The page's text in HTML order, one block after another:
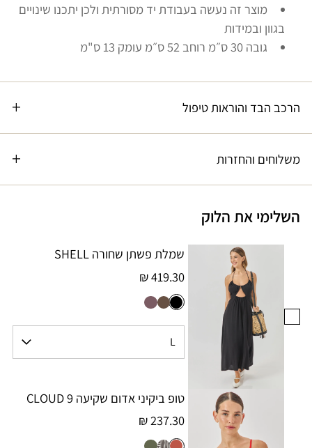
מוצר זה נעשה בעבודת יד מסורתית ולכן יתכנו שינויים
בגוון ובמידות
גובה 30 ס״מ רוחב 52 ס״מ עומק 13 ס"מ
הרכב הבד והוראות טיפול
משלוחים והחזרות
השלימי את הלוק
שמלת פשתן שחורה SHELL
419.30 ₪
טופ ביקיני אדום שקיעה CLOUD 9
237.30 ₪